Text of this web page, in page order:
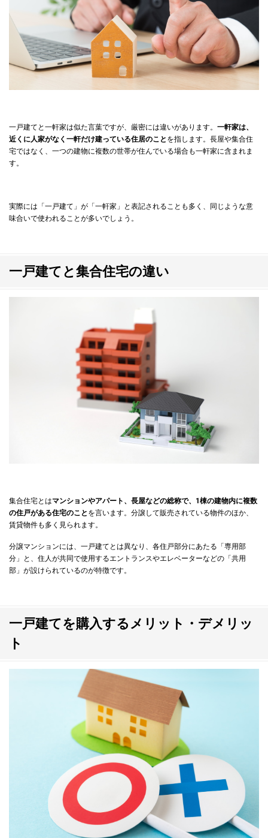
一戸建てと一軒家は似た言葉ですが、厳密には違いがあります。 一軒家は、
近くに人家がなく一軒だけ建っている住居のこと を指します。長屋や集合住
宅ではなく、一つの建物に複数の世帯が住んでいる場合も一軒家に含まれま
す。
実際には「一戸建て」が「一軒家」と表記されることも多く、同じような意
味合いで使われることが多いでしょう。
一戸建てと集合住宅の違い
集合住宅とはマンションやアパート、長屋などの総称で、1棟の建物内に複数
の住戸がある住宅のこと を言います。分譲して販売されている物件のほか、
賃貸物件も多く見られます。
分譲マンションには、一戸建てとは異なり、各住戸部分にあたる「専用部
分」と、住人が共同で使用するエントランスやエレベーターなどの「共用
部」が設けられているのが特徴です。
一戸建てを購入するメリット・デメリッ
ト